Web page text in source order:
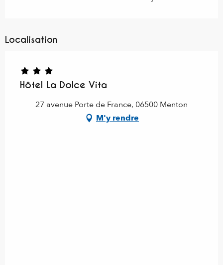
Localisation
Hôtel La Dolce Vita
27 avenue Porte de France, 06500 Menton
M'y rendre